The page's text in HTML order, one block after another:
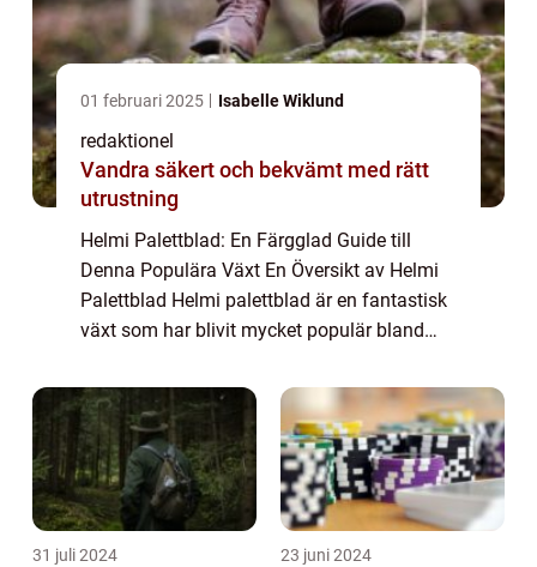
01 februari 2025 Isabelle Wiklund
redaktionel
Vandra säkert och bekvämt med rätt
utrustning
Helmi Palettblad: En Färgglad Guide till
Denna Populära Växt En Översikt av Helmi
Palettblad Helmi palettblad är en fantastisk
växt som har blivit mycket populär bland
inomhusväxtentusiaster. Denna mångsidiga
växt, även känd som ...
31 juli 2024 23 juni 2024